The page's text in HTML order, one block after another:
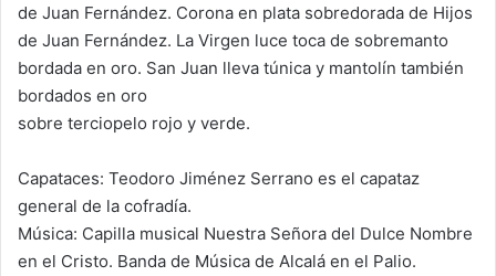
de Juan Fernández. Corona en plata sobredorada de Hijos
de Juan Fernández. La Virgen luce toca de sobremanto
bordada en oro. San Juan lleva túnica y mantolín también
bordados en oro
sobre terciopelo rojo y verde.
Capataces: Teodoro Jiménez Serrano es el capataz
general de la cofradía.
Música: Capilla musical Nuestra Señora del Dulce Nombre
en el Cristo. Banda de Música de Alcalá en el Palio.